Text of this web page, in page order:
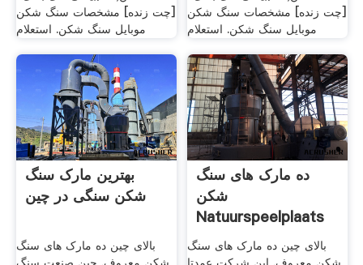
[چت زنده] مشخصات سنگ شکن
موبایل سنگ شکن. استعلام
[چت زنده] مشخصات سنگ شکن
موبایل سنگ شکن. استعلام
بهترین مارک سنگ
شکن سنگی در چین
بالای چین ده مارک های سنگ
ده مارک های سنگ
شکن
Natuurspeelplaats
Kampen
بالای چین ده مارک های سنگ